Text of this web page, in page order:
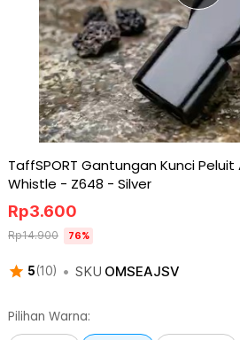
TaffSPORT Gantungan Kunci
Whistle - Z648 - Silver
5(10) • SKU OMSEAJSV
Rp3.600
Rp14.900 76%
Pilihan Warna: